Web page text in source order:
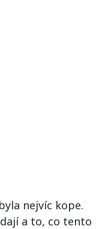
nejvíc kope.
a to, co tento